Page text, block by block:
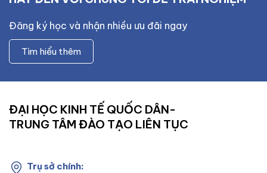
Đăng ký học và nhận nhiều ưu đãi ngay
Tìm hiểu thêm
ĐẠI HỌC KINH TẾ QUỐC DÂN-
TRUNG TÂM ĐÀO TẠO LIÊN TỤC
Trụ sở chính: